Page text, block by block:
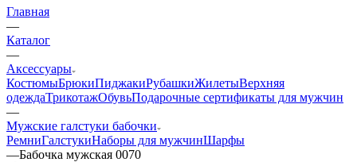
Главная
—
Каталог
—
Аксессуары
КостюмыБрюкиПиджакиРубашкиЖилетыВерхняя
одеждаТрикотажОбувьПодарочные сертификаты для мужчин
—
Мужские галстуки бабочки
РемниГалстукиНаборы для мужчинШарфы
—Бабочка мужская 0070